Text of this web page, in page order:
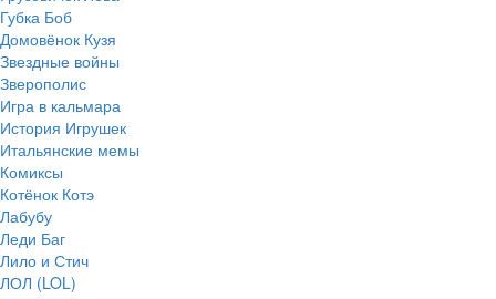
Губка Боб
Домовёнок Кузя
Звездные войны
Зверополис
Игра в кальмара
История Игрушек
Итальянские мемы
Комиксы
Котёнок Котэ
Лабубу
Леди Баг
Лило и Стич
ЛОЛ (LOL)